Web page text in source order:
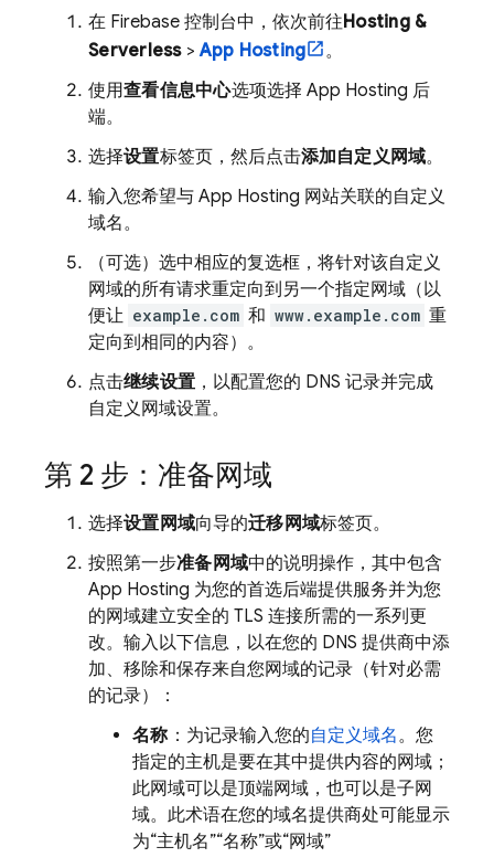
在 Firebase 控制台中，依次前往Hosting &
Serverless>App Hosting
。
使用查看信息中心选项选择 App Hosting 后
端。
选择设置标签页，然后点击添加自定义网域。
输入您希望与 App Hosting 网站关联的自定义
域名。
（可选）选中相应的复选框，将针对该自定义
网域的所有请求重定向到另一个指定网域（以
便让 example.com 和 www.example.com 重
定向到相同的内容）。
点击继续设置 ，以配置您的 DNS 记录并完成
自定义网域设置。
第 2 步：准备网域
选择设置网域向导的迁移网域标签页。
按照第一步准备网域中的说明操作，其中包含
App Hosting 为您的首选后端提供服务并为您
的网域建立安全的 TLS 连接所需的一系列更
改。输入以下信息，以在您的 DNS 提供商中添
加、移除和保存来自您网域的记录（针对必需
的记录）：
名称：为记录输入您的自定义域名。您
指定的主机是要在其中提供内容的网域；
此网域可以是顶端网域，也可以是子网
域。此术语在您的域名提供商处可能显示
为“主机名”“名称”或“网域”